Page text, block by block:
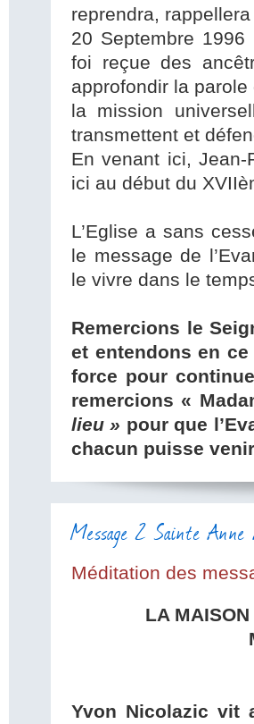
reprendra,
20 Septembre
foi reçue des
approfondir la
la mission
transmettent et
En venant ici,
ici au début du
L’Eglise a sans
le message de
le vivre dans le
Remercions le
et entendons en
force pour
remercions «
lieu » pour que
chacun puisse
Message 2 Sainte
Méditation des
LA
Yvon Nicolazic vit